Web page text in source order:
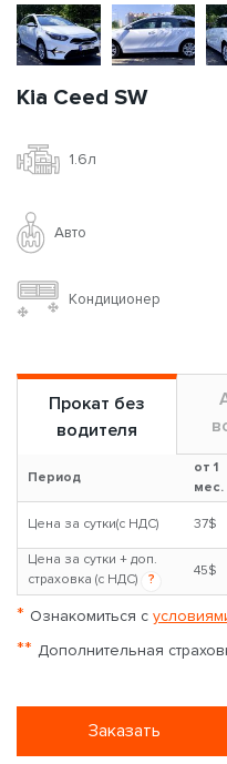
Kia Ceed SW
1.6л
Авто
Кондиционер
Прокат без
водителя
Период
от 1
мес.
Цена за сутки(с НДС) 37$
Цена за сутки + доп.
страховка (с НДС)
?
45$
* Ознакомиться с
** Дополнительная
Заказать